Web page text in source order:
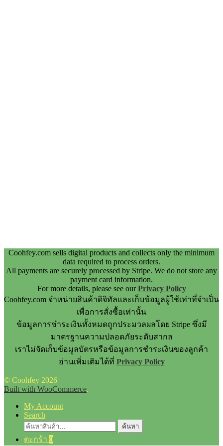
Coohfey.com sells digital products and collects only the minimum
data required to process orders.
All payments are securely processed by Stripe. We do not store any
payment card information.
For more details, please see ourPrivacy Policy
Coohfey.com จำหน่ายสินค้าดิจิทัลและเก็บข้อมูลผู้ใช้เท่าที่จำเป็น
เพื่อการสั่งซื้อเท่านั้น
ข้อมูลการชำระเงินทั้งหมดถูกประมวลผลโดย Stripe ซึ่งมี
มาตรฐานความปลอดภัยระดับสากล
เราไม่จัดเก็บข้อมูลบัตรหรือข้อมูลการชำระเงินของลูกค้า
อ่านเพิ่มเติมได้ที่ Privacy Policy
© Coohfey 2026
Built with WooCommerce.
My Account
Search
ค้นหา:
ค้นหา
ตะกร้า 0